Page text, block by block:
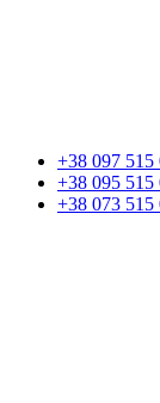
+38 097 515
+38 095 515
+38 073 515